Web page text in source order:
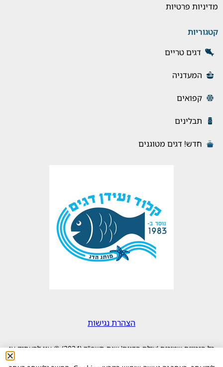
מדיניות פרטיות
קטגוריות
דגים טריים
המעדניה
קפואים
תבלינים
חדש! דגים מטוגנים
הצהרת נגישות
כל הזכויות שמורות 'עולם הדגים' שנת תשפ"ד (2024) © אין להעתיק או